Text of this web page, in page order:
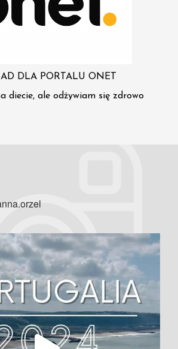
DLA PORTALU ONET
diecie, ale odżywiam się zdrowo